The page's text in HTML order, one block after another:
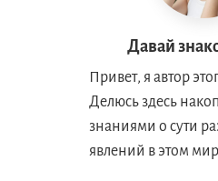
Давай
Привет, я автор
Делюсь здесь
знаниями о сути
явлений в этом